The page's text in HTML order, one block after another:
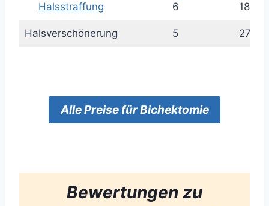
Halsstraffung 6 1800
Halsverschönerung 5 2750
AllePreise für Bichektomie
Bewertungen zu